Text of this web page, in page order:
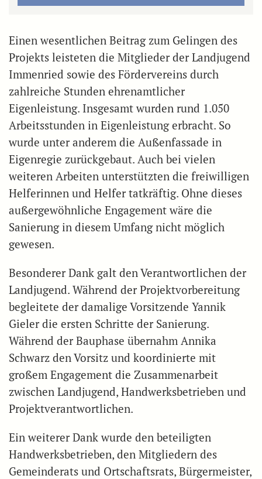
Einen wesentlichen Beitrag zum Gelingen des
Projekts leisteten die Mitglieder der Landjugend
Immenried sowie des Fördervereins durch
zahlreiche Stunden ehrenamtlicher
Eigenleistung. Insgesamt wurden rund 1.050
Arbeitsstunden in Eigenleistung erbracht. So
wurde unter anderem die Außenfassade in
Eigenregie zurückgebaut. Auch bei vielen
weiteren Arbeiten unterstützten die freiwilligen
Helferinnen und Helfer tatkräftig. Ohne dieses
außergewöhnliche Engagement wäre die
Sanierung in diesem Umfang nicht möglich
gewesen.
Besonderer Dank galt den Verantwortlichen der
Landjugend. Während der Projektvorbereitung
begleitete der damalige Vorsitzende Yannik
Gieler die ersten Schritte der Sanierung.
Während der Bauphase übernahm Annika
Schwarz den Vorsitz und koordinierte mit
großem Engagement die Zusammenarbeit
zwischen Landjugend, Handwerksbetrieben und
Projektverantwortlichen.
Ein weiterer Dank wurde den beteiligten
Handwerksbetrieben, den Mitgliedern des
Gemeinderats und Ortschaftsrats, Bürgermeister,